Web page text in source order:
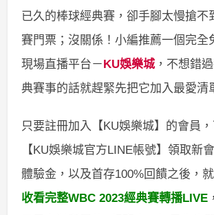
已久的棒球經典賽，卻手腳太慢搶不
賽門票；沒關係！小編推薦一個完全
現場直播平台－ KU娛樂城 ，不想錯
典賽事的話就趕緊先把它加入最愛清
只要註冊加入【KU娛樂城】的會員
【KU娛樂城官方LINE帳號】領取新
體驗金，以及首存100%回饋之後，
收看完整WBC 2023經典賽轉播LIVE